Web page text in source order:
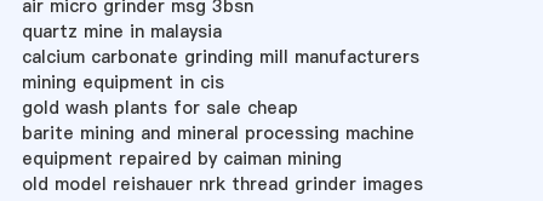
air micro grinder msg 3bsn
quartz mine in malaysia
calcium carbonate grinding mill manufacturers
mining equipment in cis
gold wash plants for sale cheap
barite mining and mineral processing machine
equipment repaired by caiman mining
old model reishauer nrk thread grinder images